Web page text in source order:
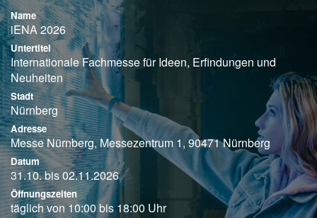
Name
iENA 2026
Untertitel
Internationale Fachmesse für Ideen, Erfindungen und
Neuheiten
Stadt
Nürnberg
Adresse
Messe Nürnberg, Messezentrum 1, 90471 Nürnberg
Datum
31.10. bis 02.11.2026
Öffnungszeiten
täglich von 10:00 bis 18:00 Uhr